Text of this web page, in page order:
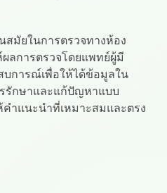
สมัยในการตรวจทางห้อง
ลการตรวจโดยแพทย์ผู้มี
บการณ์เพื่อให้ได้ข้อมูลใน
รักษาและแก้ปัญหาแบบ
ำแนะนำที่เหมาะสมและตรง